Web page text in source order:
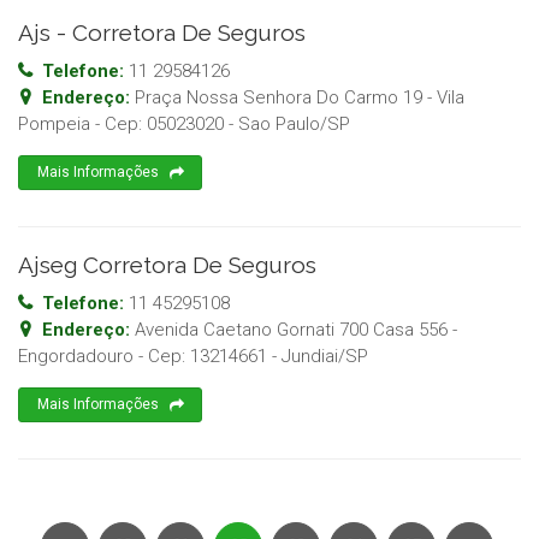
Ajs - Corretora De Seguros
Telefone: 11 29584126
Endereço: Praça Nossa Senhora Do Carmo 19 - Vila
Pompeia - Cep: 05023020 - Sao Paulo/SP
Mais Informações
Ajseg Corretora De Seguros
Telefone: 11 45295108
Endereço: Avenida Caetano Gornati 700 Casa 556 -
Engordadouro - Cep: 13214661 - Jundiai/SP
Mais Informações